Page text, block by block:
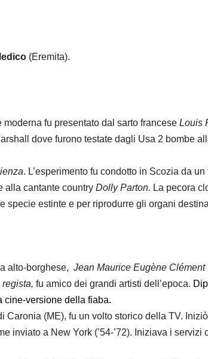
(Eremita).
fu presentato dal sarto francese Louis
dove furono testate dagli Usa 2 bombe
. L’esperimento fu condotto in Scozia da
alla cantante country Dolly Parton. La pecora
specie estinte e per riprodurre gli organi
alto-borghese, Jean Maurice Eugène Clément
fu amico dei grandi artisti dell’epoca.
cine-versione della fiaba.
Caronia (ME), fu un volto storico della TV.
inviato a New York (’54-’72). Iniziava i servizi